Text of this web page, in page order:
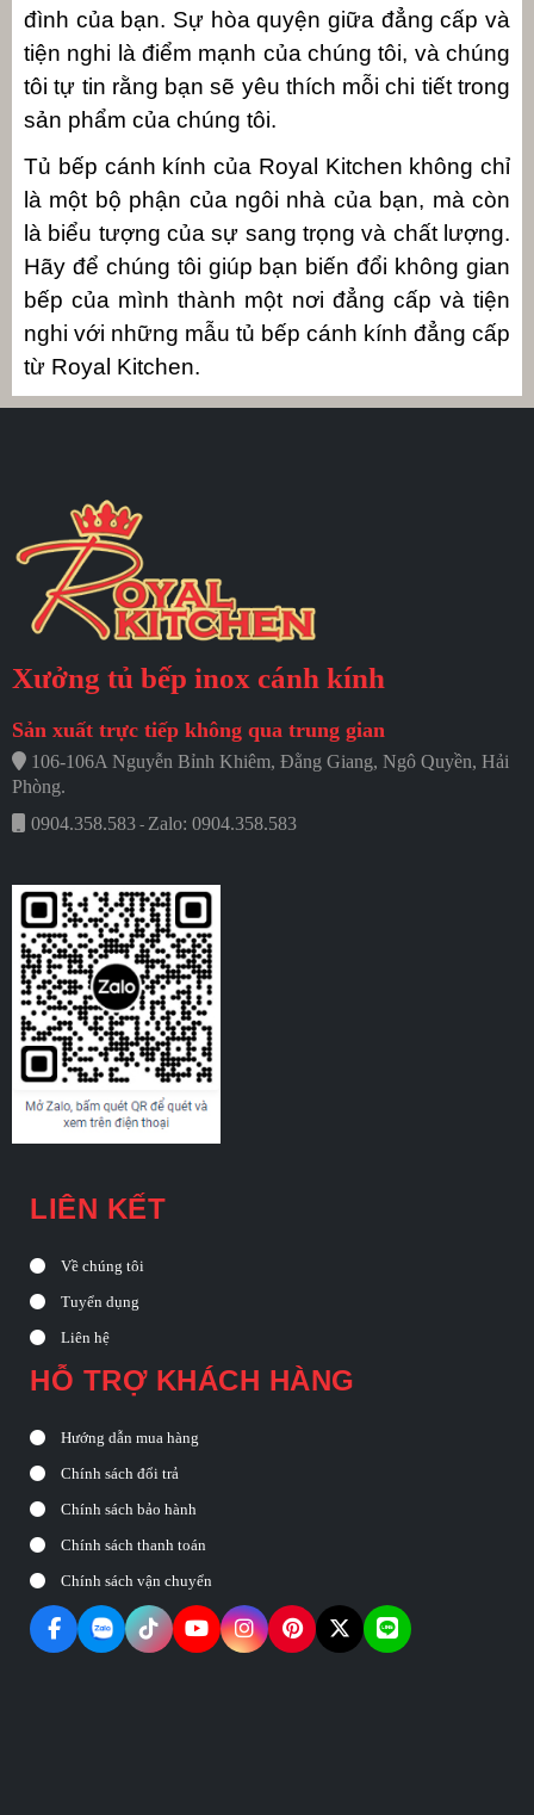
đình của bạn. Sự hòa quyện giữa đẳng cấp và
tiện nghi là điểm mạnh của chúng tôi, và chúng
tôi tự tin rằng bạn sẽ yêu thích mỗi chi tiết trong
sản phẩm của chúng tôi.
Tủ bếp cánh kính của Royal Kitchen không chỉ
là một bộ phận của ngôi nhà của bạn, mà còn
là biểu tượng của sự sang trọng và chất lượng.
Hãy để chúng tôi giúp bạn biến đổi không gian
bếp của mình thành một nơi đẳng cấp và tiện
nghi với những mẫu tủ bếp cánh kính đẳng cấp
từ Royal Kitchen.
Xưởng tủ bếp inox cánh kính
Sản xuất trực tiếp không qua trung gian
106-106A Nguyễn Bỉnh Khiêm, Đằng Giang, Ngô Quyền, Hải
Phòng.
0904.358.583 - Zalo: 0904.358.583
LIÊN KẾT
Về chúng tôi
Tuyển dụng
Liên hệ
HỖ TRỢ KHÁCH HÀNG
Hướng dẫn mua hàng
Chính sách đổi trả
Chính sách bảo hành
Chính sách thanh toán
Chính sách vận chuyển